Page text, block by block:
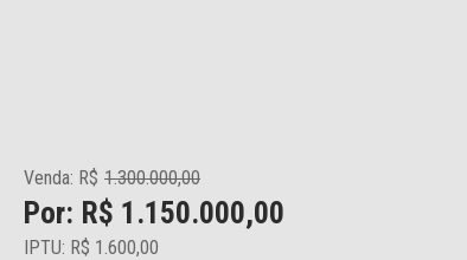
Venda: R$ 1.300.000,00
Por: R$ 1.150.000,00
IPTU: R$ 1.600,00